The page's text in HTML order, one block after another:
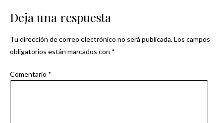
Deja una respuesta
Tu dirección de correo electrónico no será publicada.Los campos
obligatorios están marcados con *
Comentario *